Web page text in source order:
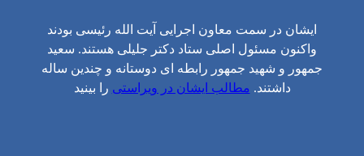
ایشان در سمت معاون اجرایی آیت الله رئیسی بودند
واکنون مسئول اصلی ستاد دکتر جلیلی هستند. سعید
جمهور و شهید جمهور رابطه ای دوستانه و چندین ساله
داشتند. مطالب ایشان در ویراستی را بینید